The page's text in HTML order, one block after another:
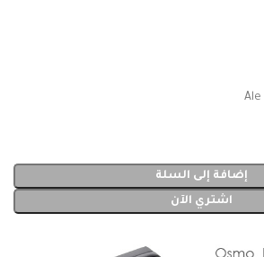
إضافة إلى السلة
اشتري الآن